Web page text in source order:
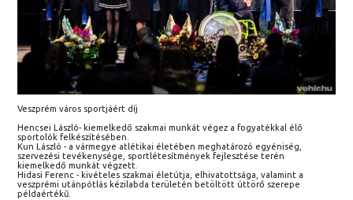
Veszprém város sportjáért díj
Hencsei László- kiemelkedő szakmai munkát végez a fogyatékkal élő
sportolók felkészítésében.
Kun László - a vármegye atlétikai életében meghatározó egyéniség,
szervezési tevékenysége, sportlétesítmények fejlesztése terén
kiemelkedő munkát végzett.
Hidasi Ferenc - kivételes szakmai életútja, elhivatottsága, valamint a
veszprémi utánpótlás kézilabda területén betöltött úttörő szerepe
példaértékű.